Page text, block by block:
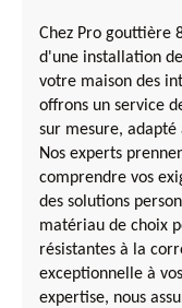
Chez Pro gouttière
d'une installation
votre maison des
offrons un service
sur mesure, adapté
Nos experts
comprendre vos
des solutions
matériau de choix
résistantes à la
exceptionnelle à
expertise, nous